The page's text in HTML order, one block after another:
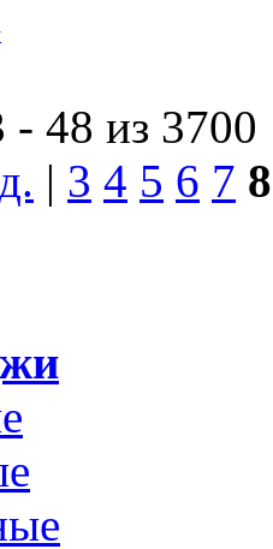
48 из 3700
| 3 4 5 6 7 8